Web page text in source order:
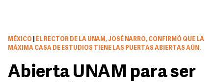
MÉXICO
EL RECTOR DE LA UNAM, JOSÉ NARRO, CONFIRMÓ QUE LA
MÁXIMA CASA DE ESTUDIOS TIENE LAS PUERTAS ABIERTAS AÚN.
Abierta UNAM para ser